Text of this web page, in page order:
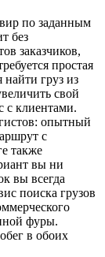
по заданным
без
заказчиков,
простая
найти груз из
свой
с клиентами.
опытный
с
также
вы ни
вы всегда
поиска грузов
фуры.
в обоих